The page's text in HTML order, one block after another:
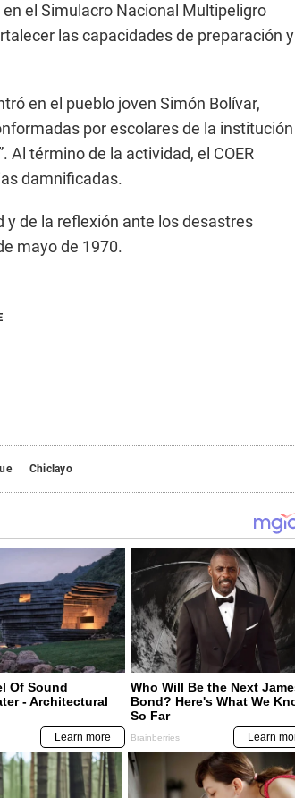
el Simulacro Nacional Multipeligro
las capacidades de preparación y
en el pueblo joven Simón Bolívar,
por escolares de la institución
Al término de la actividad, el COER
damnificadas.
y de la reflexión ante los desastres
mayo de 1970.
Chiclayo